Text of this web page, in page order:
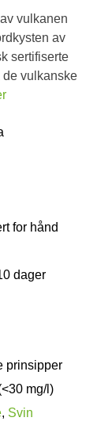
vulkanen
av
sertifiserte
de vulkanske
for hånd
dager
prinsipper
mg/l)
, Svin